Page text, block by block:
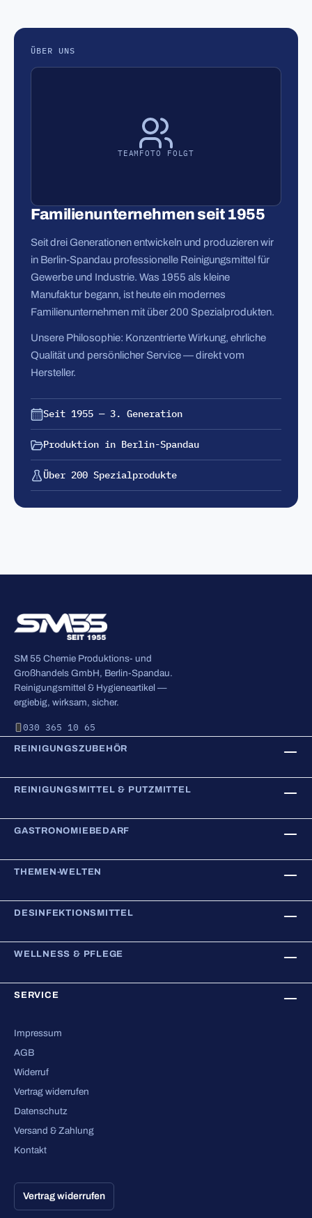
ÜBER UNS
TEAMFOTO FOLGT
Familienunternehmen seit 1955
Seit drei Generationen entwickeln und produzieren wir
in Berlin-Spandau professionelle Reinigungsmittel für
Gewerbe und Industrie. Was 1955 als kleine
Manufaktur begann, ist heute ein modernes
Familienunternehmen mit über 200 Spezialprodukten.
Unsere Philosophie: Konzentrierte Wirkung, ehrliche
Qualität und persönlicher Service — direkt vom
Hersteller.
Seit 1955 — 3. Generation
Produktion in Berlin-Spandau
Über 200 Spezialprodukte
SM 55 Chemie Produktions- und
Großhandels GmbH, Berlin-Spandau.
Reinigungsmittel & Hygieneartikel —
ergiebig, wirksam, sicher.
030 365 10 65
REINIGUNGSZUBEHÖR
REINIGUNGSMITTEL & PUTZMITTEL
GASTRONOMIEBEDARF
THEMEN-WELTEN
DESINFEKTIONSMITTEL
WELLNESS & PFLEGE
SERVICE
Impressum
AGB
Widerruf
Vertrag widerrufen
Datenschutz
Versand & Zahlung
Kontakt
Vertrag widerrufen